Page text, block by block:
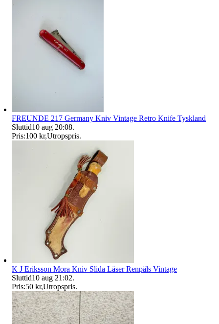
FREUNDE 217 Germany Kniv Vintage Retro Knife Tyskland
Sluttid10 aug 20:08.
Pris:100 kr,Utropspris.
K J Eriksson Mora Kniv Slida Läser Renpäls Vintage
Sluttid10 aug 21:02.
Pris:50 kr,Utropspris.